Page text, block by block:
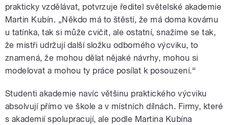
prakticky vzdělávat, potvrzuje ředitel světelské akademie
Martin Kubín. „Někdo má to štěstí, že má doma kovárnu
u tatínka, tak si může cvičit, ale ostatní, snažíme se tak,
že mistři udržují další složku odborného výcviku, to
znamená, že mohou dělat nějaké návrhy, mohou si
modelovat a mohou ty práce posílat k posouzení.“
Studenti akademie navíc většinu praktického výcviku
absolvují přímo ve škole a v místních dílnách. Firmy, které
s akademií spolupracují, ale podle Martina Kubína